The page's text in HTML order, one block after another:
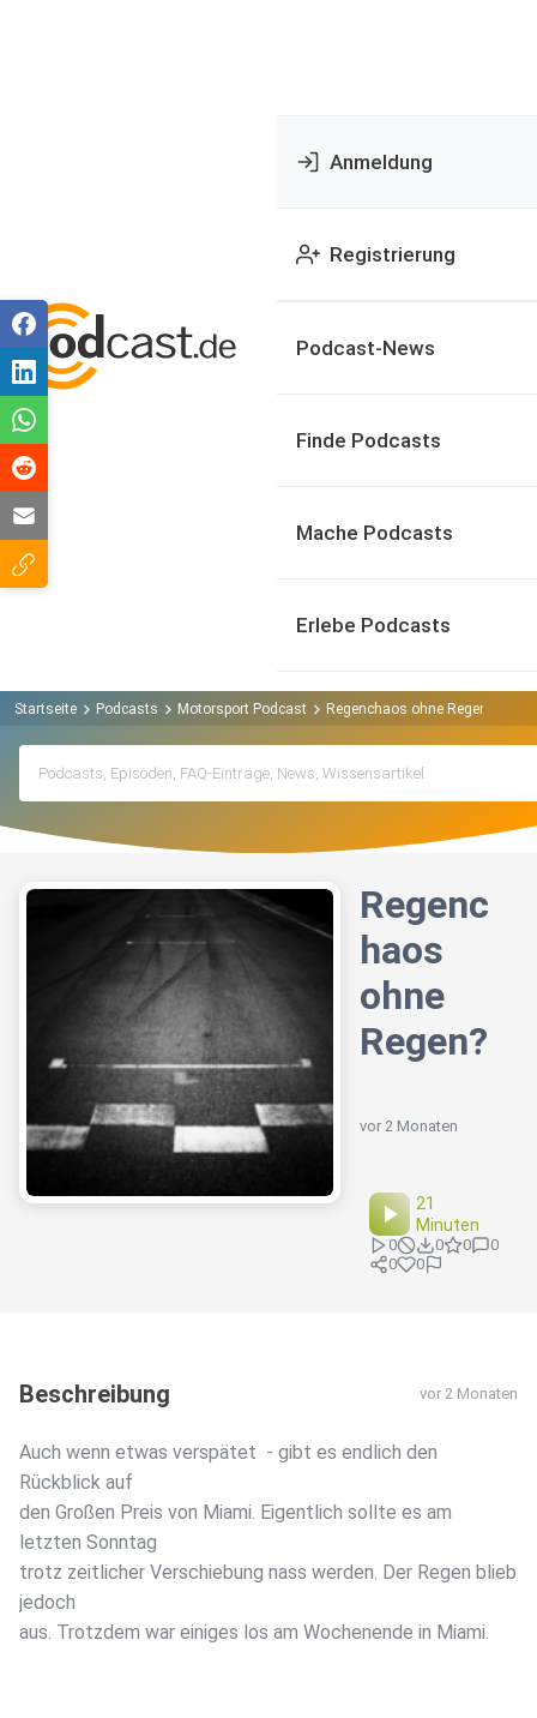
Anmeldung
Registrierung
Podcast-News
Finde Podcasts
Mache Podcasts
Erlebe Podcasts
Startseite Podcasts Motorsport Podcast Regenchaos ohne Regen?
Regenc
haos
ohne
Regen?
vor 2 Monaten
21
Minuten
0 0 0
0
0
0
Beschreibung vor 2 Monaten
Auch wenn etwas verspätet - gibt es endlich den
Rückblick auf
den Großen Preis von Miami. Eigentlich sollte es am
letzten Sonntag
trotz zeitlicher Verschiebung nass werden. Der Regen blieb
jedoch
aus. Trotzdem war einiges los am Wochenende in Miami.